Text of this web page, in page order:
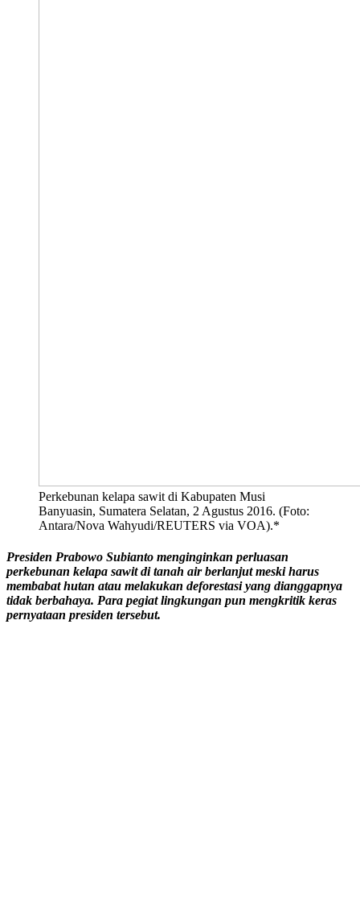
Perkebunan kelapa sawit di Kabupaten Musi
Banyuasin, Sumatera Selatan, 2 Agustus 2016. (Foto:
Antara/Nova Wahyudi/REUTERS via VOA).*
Presiden Prabowo Subianto menginginkan perluasan
perkebunan kelapa sawit di tanah air berlanjut meski harus
membabat hutan atau melakukan deforestasi yang dianggapnya
tidak berbahaya. Para pegiat lingkungan pun mengkritik keras
pernyataan presiden tersebut.